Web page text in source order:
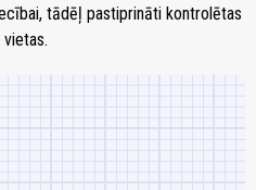
tādēļ pastiprināti kontrolētas